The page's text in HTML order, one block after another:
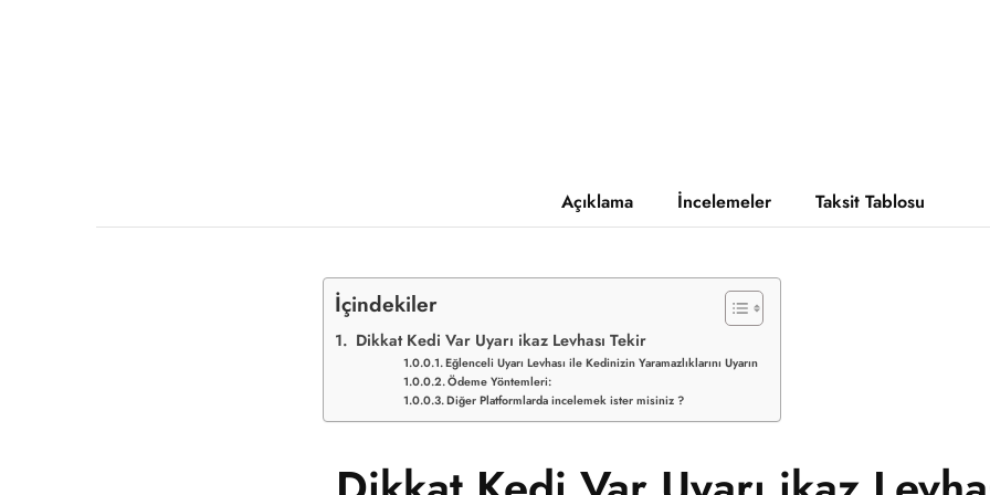
Açıklama İncelemeler Taksit Tablosu
İçindekiler
Dikkat Kedi Var Uyarı ikaz Levhası Tekir
Eğlenceli Uyarı Levhası ile Kedinizin Yaramazlıklarını Uyarın
Ödeme Yöntemleri:
Diğer Platformlarda incelemek ister misiniz ?